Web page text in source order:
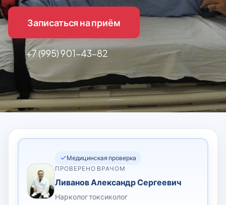
Записаться на приём
+7 (995) 901-43-82
Медицинская проверка
ПРОВЕРЕНО ВРАЧОМ
Ливанов Александр Сергеевич
Нарколог токсиколог